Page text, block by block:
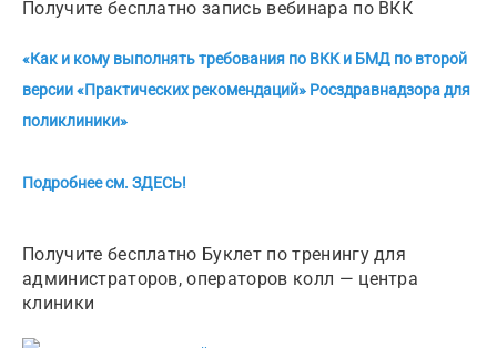
Получите бесплатно запись вебинара по ВКК
«Как и кому выполнять требования по ВКК и БМД по второй
версии «Практических рекомендаций» Росздравнадзора для
поликлиники»
Подробнее см. ЗДЕСЬ!
Получите бесплатно Буклет по тренингу для
администраторов, операторов колл — центра
клиники